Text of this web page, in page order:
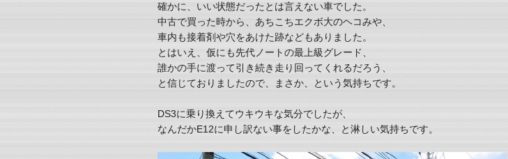
確かに、いい状態だったとは言えない車でした。
中古で買った時から、あちこちエクボ大のヘコみや、
車内も接着剤や穴をあけた跡などもありました。
とはいえ、仮にも先代ノートの最上級グレード、
誰かの手に渡って引き続き走り回ってくれるだろう、
と信じておりましたので、まさか、という気持ちです。
DS3に乗り換えてウキウキな気分でしたが、
なんだかE12に申し訳ない事をしたかな、と淋しい気持ちです。